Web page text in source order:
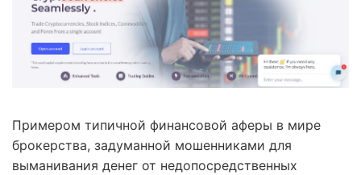
Примером типичной финансовой аферы в мире
брокерства, задуманной мошенниками для
выманивания денег от недопосредственных